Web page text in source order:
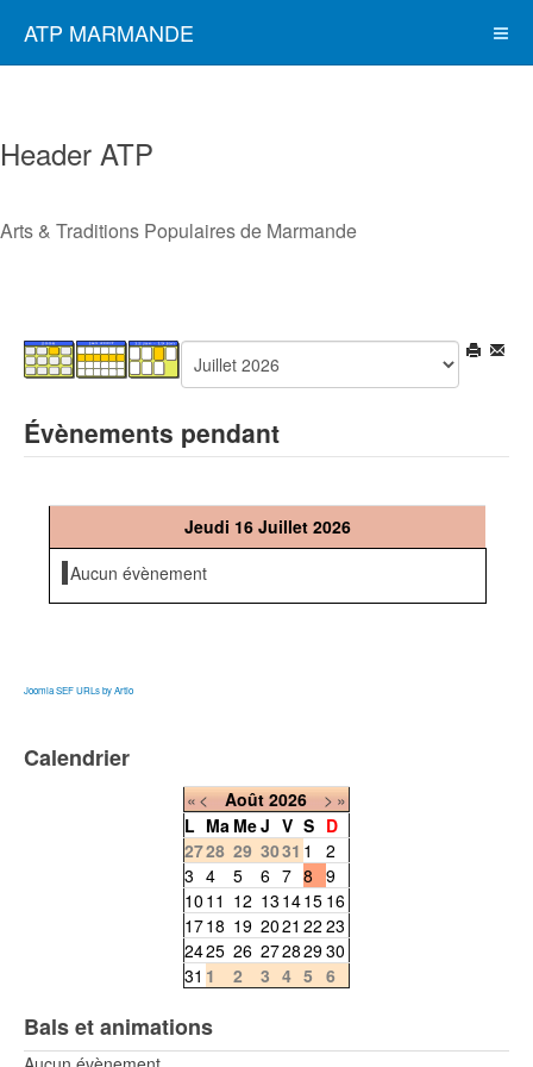
ATP MARMANDE
Header ATP
Arts & Traditions Populaires de Marmande
Évènements pendant
Jeudi 16 Juillet 2026
Aucun évènement
Joomla SEF URLs by Artio
Calendrier
«< Août 2026 >»
L Ma MeJ V S D
2728 29 3031 1
2
3 4 5 6 7 8 9
10 11 12 13 1415 16
1718 19 2021 22 23
2425 26 27282930
31 1 2 3 4 5 6
Bals et animations